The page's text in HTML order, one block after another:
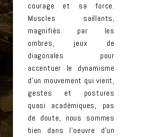
courage et sa force.
Muscles saillants,
magnifiés par les
ombres, jeux de
diagonales pour
accentuer le dynamisme
d’un mouvement qui vient,
gestes et postures
quasi académiques, pas
de doute, nous sommes
bien dans l’oeuvre d’un